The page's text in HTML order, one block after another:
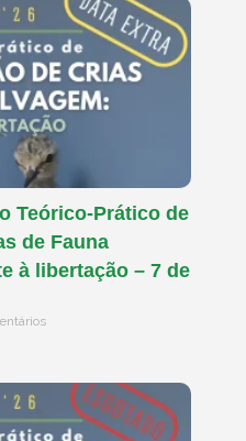
Teórico-Prático de
de Fauna
à libertação – 7 de